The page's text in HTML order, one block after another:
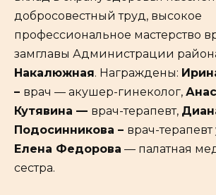
добросовестный труд, высокое
профессиональное мастерство
замглавы Администрации
Накалюжная. Награждены:
– врач — акушер-гинеколог,
Кутявина — врач-терапевт,
Подосинникова – врач-
Елена Федорова — палатная
сестра.